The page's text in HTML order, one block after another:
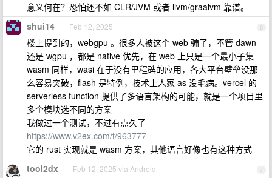
意义何在？恐怕还不如 CLR/JVM 或者 llvm/graalvm 靠谱。
6
shui14 Feb 12, 2025
楼上提到的，webgpu 。很多人被这个 web 骗了，不管 dawn
还是 wgpu ，都是 native 优先，在 web 上只是一个最小子集
wasm 同样，wasi 在于没有里程碑的应用，各大平台壁垒没那
么容易突破，flash 是特例，技术上人家 as 没毛病。vercel 的
serverless function 提供了多语言架构的可能，就是一个项目里
多个模块选不同的方案
我做过一个测试，不过有点久了
https://www.v2ex.com/t/963777
它的 rust 实现就是 wasm 方案，其他语言好像也有这种方式
7
tool2dx Feb 12, 2025 via Android